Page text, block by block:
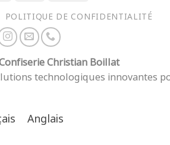
POLITIQUE DE CONFIDENTIALITÉ
Christian Boillat
technologiques innovantes
Anglais